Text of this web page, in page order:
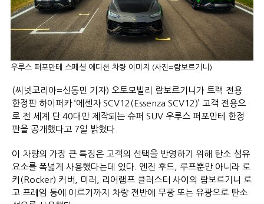
우루스 퍼포만테 스페셜 에디션 차량 이미지 (사진=람보르기니)
(씨넷코리아=신동민 기자) 오토모빌리 람보르기니가 트랙 전용
한정판 하이퍼카 ‘에센자 SCV12(Essenza SCV12)’ 고객 전용으
로 전 세계 단 40대만 제작되는 슈퍼 SUV 우루스 퍼포만테 한정
판을 공개했다고 7일 밝혔다.
이 차량의 가장 큰 특징은 고객의 선택을 반영하기 위해 탄소 섬유
요소를 폭넓게 사용했다는데 있다. 엔진 후드, 루프뿐만 아니라 로
커(Rocker) 커버, 미러, 리어램프 클러스터 사이의 람보르기니 로
고 프레임 등에 이르기까지 차량 전반에 무광 또는 유광으로 탄소